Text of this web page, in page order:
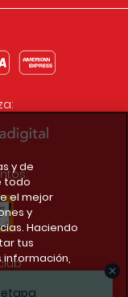
y de
todo
el mejor
y
Haciendo
tus